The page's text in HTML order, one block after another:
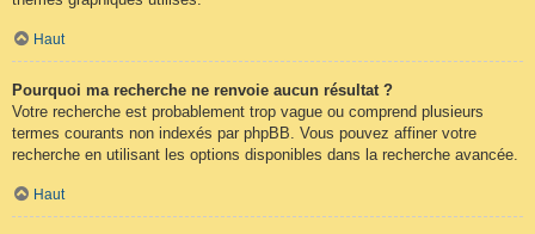
Haut
Pourquoi ma recherche ne renvoie aucun résultat ?
Votre recherche est probablement trop vague ou comprend plusieurs
termes courants non indexés par phpBB. Vous pouvez affiner votre
recherche en utilisant les options disponibles dans la recherche avancée.
Haut